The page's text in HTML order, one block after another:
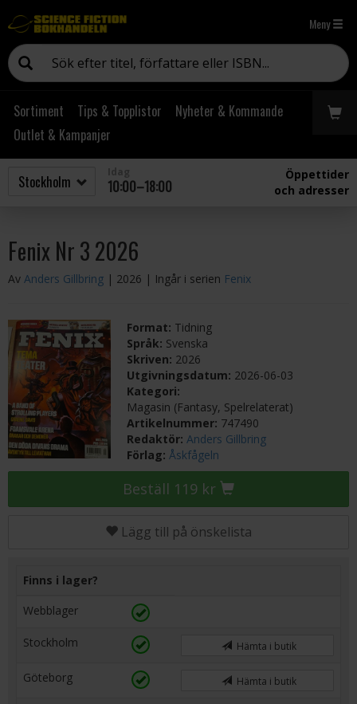
Meny
Sortiment Tips & Topplistor
Nyheter & Kommande
Outlet & Kampanjer
10:00–18:00
Öppettider
och adresser
Fenix Nr 3 2026
Av Anders Gillbring | 2026 | Ingår i serien Fenix
Format: Tidning
Språk: Svenska
Skriven: 2026
Utgivningsdatum: 2026-06-03
Kategori:
Magasin (Fantasy, Spelrelaterat)
Artikelnummer: 747490
Redaktör:Anders Gillbring
Förlag:Åskfågeln
Beställ 119 kr
Lägg till på önskelista
Finns i lager?
Webblager
Stockholm Hämta i butik
Göteborg Hämta i butik